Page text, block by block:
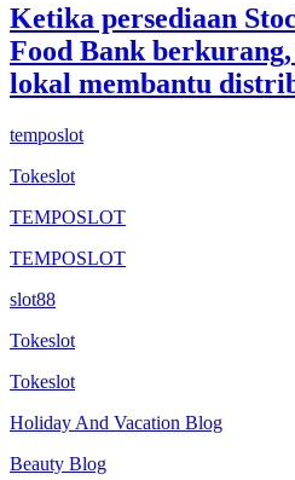
Ketika persediaan
Food Bank
lokal membantu
temposlot
Tokeslot
TEMPOSLOT
TEMPOSLOT
slot88
Tokeslot
Tokeslot
Holiday And Vacation Blog
Beauty Blog